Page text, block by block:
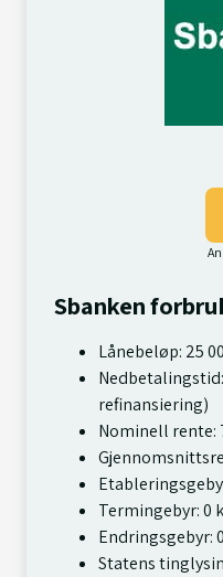
Sbanken
Lånebeløp: 25
refinansiering)
Nominell rente:
Termingebyr: 0
Endringsgebyr:
Statens